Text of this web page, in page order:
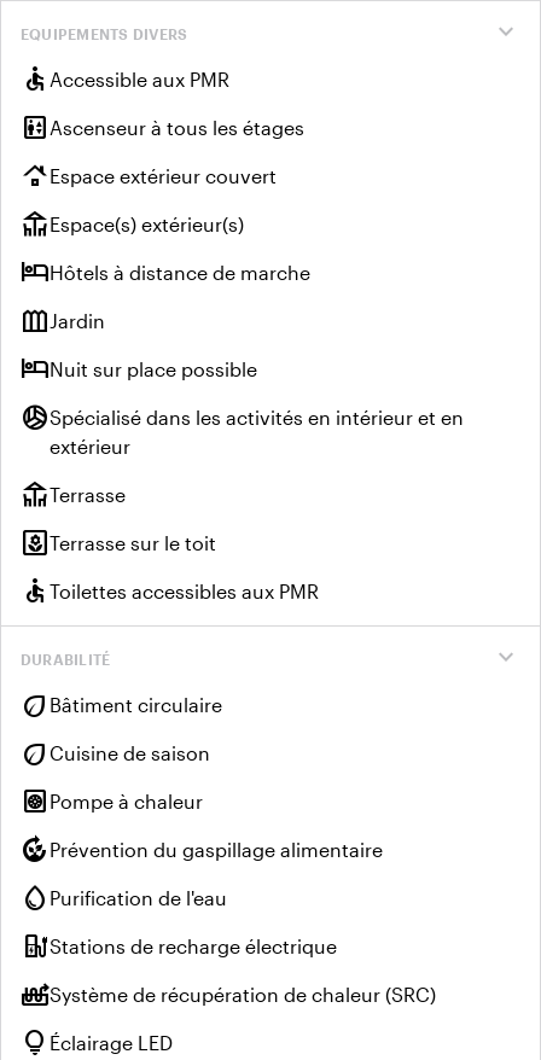
expand_more
EQUIPEMENTS DIVERS
accessible Accessible aux PMR
elevator Ascenseur à tous les étages
roofingEspace extérieur couvert
deckEspace(s) extérieur(s)
hotelHôtels à distance de marche
outdoor_gardenJardin
hotelNuit sur place possible
sports_volleyballSpécialisé dans les activités en intérieur et en
extérieur
deckTerrasse
yardTerrasse sur le toit
accessible Toilettes accessibles aux PMR
expand_more
DURABILITÉ
eco Bâtiment circulaire
eco Cuisine de saison
heat_pump Pompe à chaleur
compost Prévention du gaspillage alimentaire
water_drop Purification de l'eau
ev_chargerStations de recharge électrique
heat_pump_balanceSystème de récupération de chaleur (SRC)
lightbulb Éclairage LED